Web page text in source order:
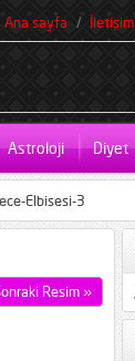
Ana sayfa İletişim
Astroloji Diyet
Elbisesi-3
Resim »